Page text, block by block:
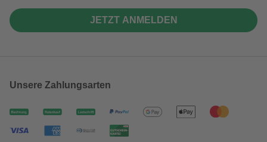
JETZT ANMELDEN
Unsere Zahlungsarten